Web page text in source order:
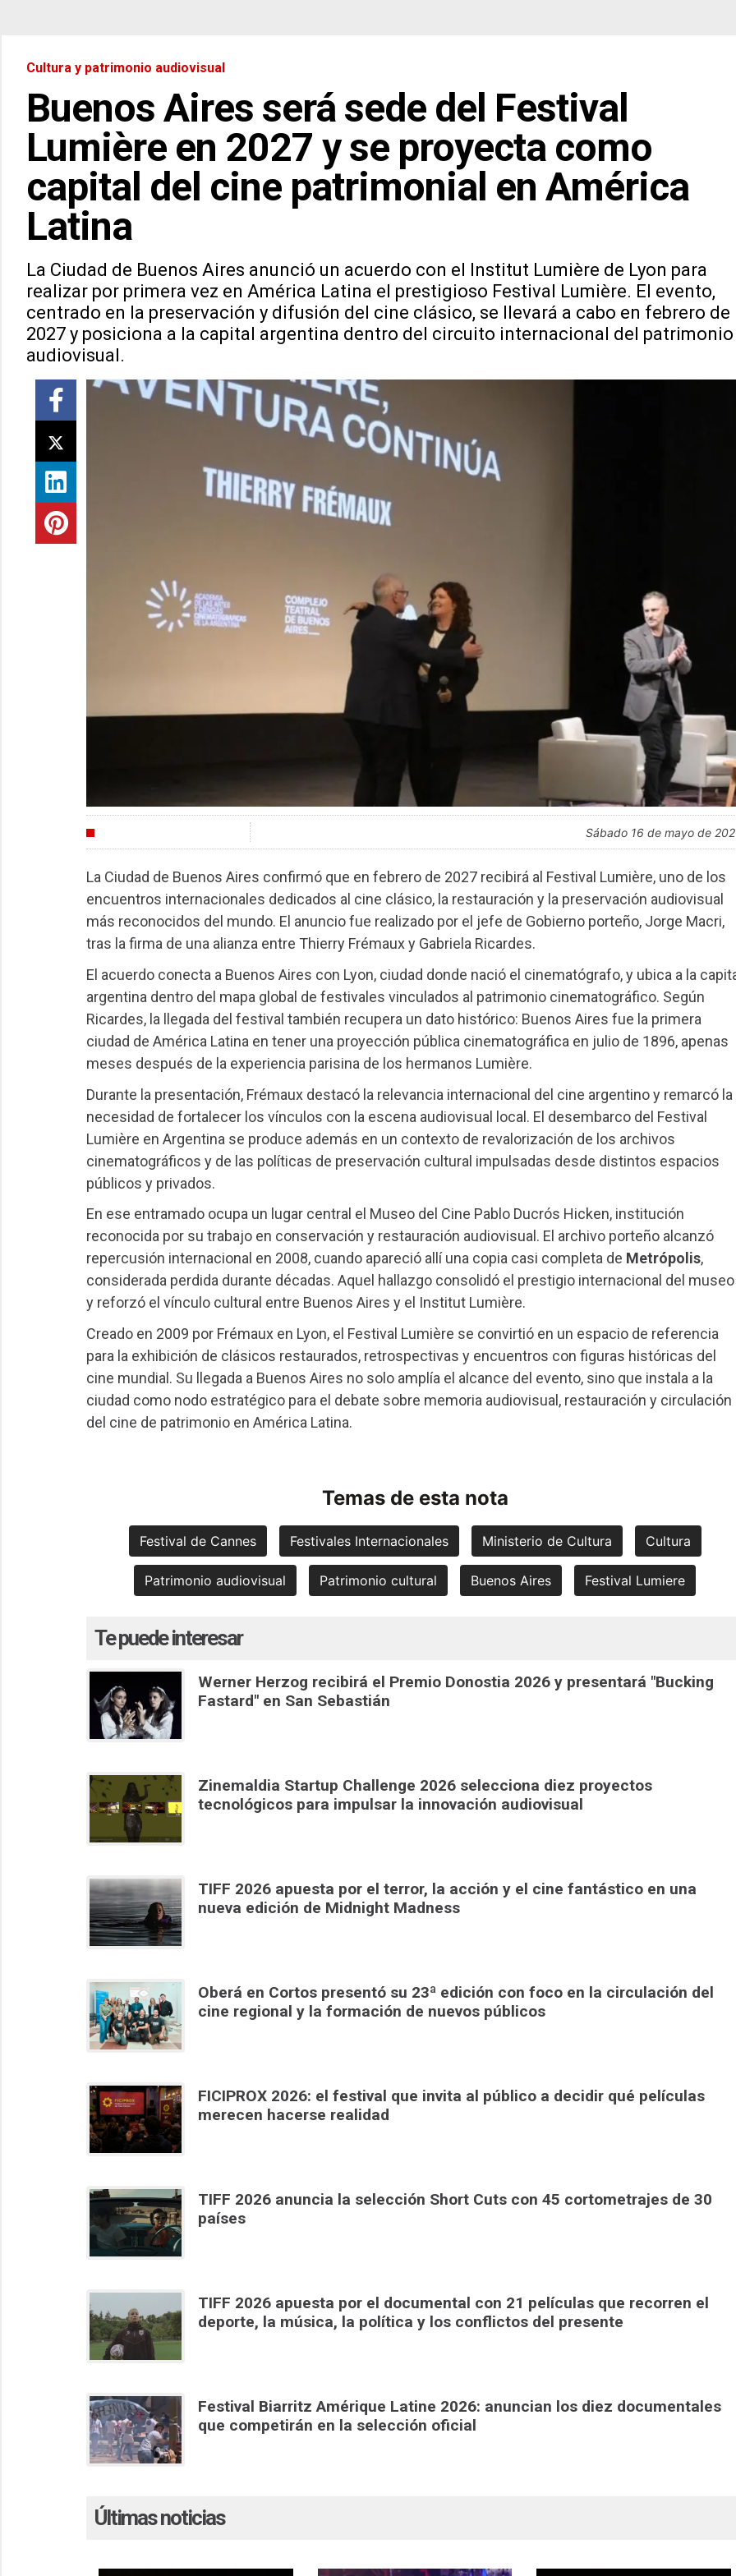
Cultura y patrimonio audiovisual
Buenos Aires será sede del Festival
Lumière en 2027 y se proyecta como
capital del cine patrimonial en América
Latina
La Ciudad de Buenos Aires anunció un acuerdo con el Institut Lumière de Lyon para
realizar por primera vez en América Latina el prestigioso Festival Lumière. El evento,
centrado en la preservación y difusión del cine clásico, se llevará a cabo en febrero de
2027 y posiciona a la capital argentina dentro del circuito internacional del patrimonio
audiovisual.
sábado 16 de mayo de
La Ciudad de Buenos Aires confirmó que en febrero de 2027 recibirá al Festival Lumière, uno de los
encuentros internacionales dedicados al cine clásico, la restauración y la preservación audiovisual
más reconocidos del mundo. El anuncio fue realizado por el jefe de Gobierno porteño, Jorge Macri,
tras la firma de una alianza entre Thierry Frémaux y Gabriela Ricardes.
El acuerdo conecta a Buenos Aires con Lyon, ciudad donde nació el cinematógrafo, y ubica a la
argentina dentro del mapa global de festivales vinculados al patrimonio cinematográfico. Según
Ricardes, la llegada del festival también recupera un dato histórico: Buenos Aires fue la primera
ciudad de América Latina en tener una proyección pública cinematográfica en julio de 1896, apenas
meses después de la experiencia parisina de los hermanos Lumière.
Durante la presentación, Frémaux destacó la relevancia internacional del cine argentino y remarcó la
necesidad de fortalecer los vínculos con la escena audiovisual local. El desembarco del Festival
Lumière en Argentina se produce además en un contexto de revalorización de los archivos
cinematográficos y de las políticas de preservación cultural impulsadas desde distintos espacios
públicos y privados.
En ese entramado ocupa un lugar central el Museo del Cine Pablo Ducrós Hicken, institución
reconocida por su trabajo en conservación y restauración audiovisual. El archivo porteño alcanzó
repercusión internacional en 2008, cuando apareció allí una copia casi completa de Metrópolis,
considerada perdida durante décadas. Aquel hallazgo consolidó el prestigio internacional del museo
y reforzó el vínculo cultural entre Buenos Aires y el Institut Lumière.
Creado en 2009 por Frémaux en Lyon, el Festival Lumière se convirtió en un espacio de referencia
para la exhibición de clásicos restaurados, retrospectivas y encuentros con figuras históricas del
cine mundial. Su llegada a Buenos Aires no solo amplía el alcance del evento, sino que instala a la
ciudad como nodo estratégico para el debate sobre memoria audiovisual, restauración y circulación
del cine de patrimonio en América Latina.
Temas de esta nota
Festival de Cannes Festivales Internacionales Ministerio de Cultura Cultura
Patrimonio audiovisual Patrimonio cultural Buenos Aires Festival Lumiere
Te puede interesar
Werner Herzog recibirá el Premio Donostia 2026 y presentará "Bucking
Fastard" en San Sebastián
Zinemaldia Startup Challenge 2026 selecciona diez proyectos
tecnológicos para impulsar la innovación audiovisual
TIFF 2026 apuesta por el terror, la acción y el cine fantástico en una
nueva edición de Midnight Madness
Oberá en Cortos presentó su 23ª edición con foco en la circulación del
cine regional y la formación de nuevos públicos
FICIPROX 2026: el festival que invita al público a decidir qué películas
merecen hacerse realidad
TIFF 2026 anuncia la selección Short Cuts con 45 cortometrajes de 30
países
TIFF 2026 apuesta por el documental con 21 películas que recorren el
deporte, la música, la política y los conflictos del presente
Festival Biarritz Amérique Latine 2026: anuncian los diez documentales
que competirán en la selección oficial
Últimas noticias